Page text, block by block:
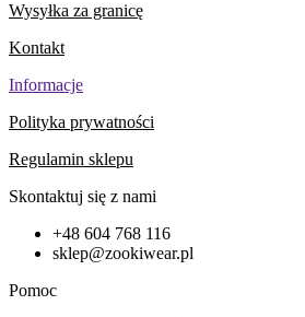
Wysyłka za granicę
Kontakt
Informacje
Polityka prywatności
Regulamin sklepu
Skontaktuj się z nami
+48 604 768 116
sklep@zookiwear.pl
Pomoc